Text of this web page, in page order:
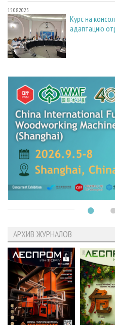
15.08.2025
Курс на
адаптацию
АРХИВ ЖУРНАЛОВ